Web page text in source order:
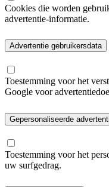
Cookies die worden
advertentie-informatie.
Advertentie gebruikersdata
Toestemming voor het
Google voor
Gepersonaliseerde
Toestemming voor het
uw surfgedrag.